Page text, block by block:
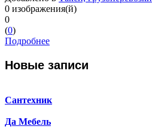
0 изображения(й)
0
(0)
Подробнее
Новые записи
Сантехник
Да Мебель